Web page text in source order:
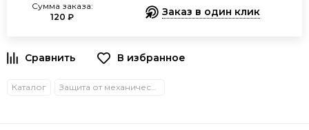
Сумма заказа:
120 ₽
Заказ в один клик
В избранное
Каталог Защита от механических воздействий